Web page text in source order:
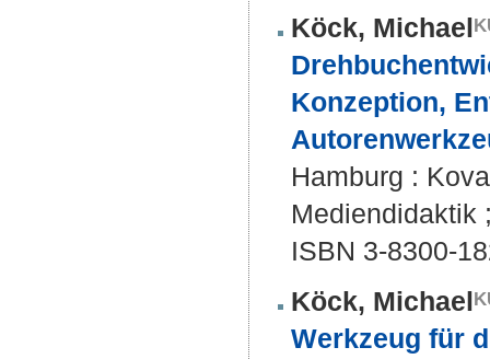
Köck, Michael
Konzeption,
Hamburg :
Mediendidaktik
ISBN 3-8300-
Köck, Michael
Werkzeug für